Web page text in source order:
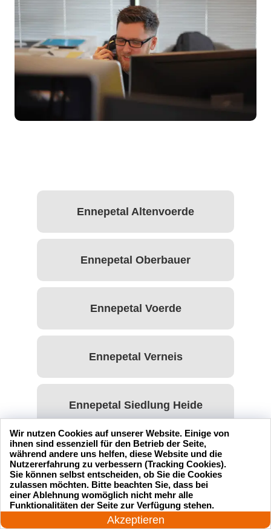
Ennepetal Altenvoerde
Ennepetal Oberbauer
Ennepetal Voerde
Ennepetal Verneis
Ennepetal Siedlung Heide
Ennepetal Schwelm
Ennepetal Saale
24 Stunden am Tag
Akzeptieren
Wir nutzen Cookies auf unserer Website. Einige von
ihnen sind essenziell für den Betrieb der Seite,
während andere uns helfen, diese Website und die
Nutzererfahrung zu verbessern (Tracking Cookies).
Sie können selbst entscheiden, ob Sie die Cookies
zulassen möchten. Bitte beachten Sie, dass bei
einer Ablehnung womöglich nicht mehr alle
Funktionalitäten der Seite zur Verfügung stehen.